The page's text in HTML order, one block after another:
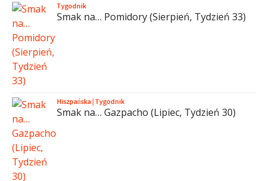
Tygodnik
Smak na… Pomidory (Sierpień, Tydzień 33)
Hiszpańska|Tygodnik
Smak na… Gazpacho (Lipiec, Tydzień 30)